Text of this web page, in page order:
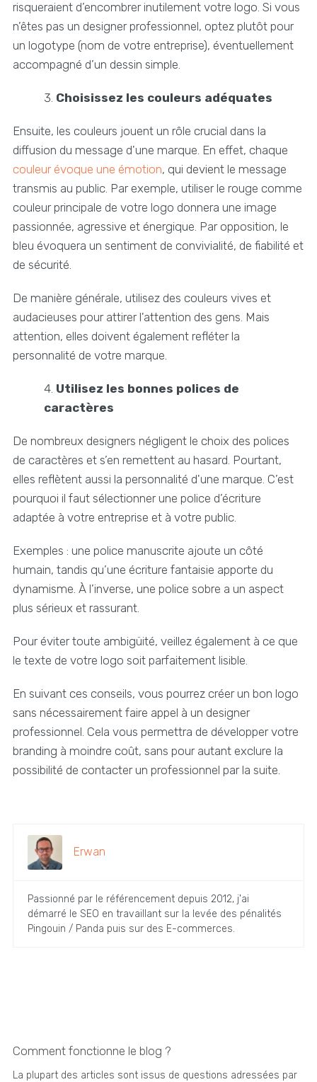
risqueraient d’encombrer inutilement votre logo. Si vous
n’êtes pas un designer professionnel, optez plutôt pour
un logotype (nom de votre entreprise), éventuellement
accompagné d’un dessin simple.
Choisissez les couleurs adéquates
Ensuite, les couleurs jouent un rôle crucial dans la
diffusion du message d'une marque. En effet, chaque
couleur évoque une émotion, qui devient le message
transmis au public. Par exemple, utiliser le rouge comme
couleur principale de votre logo donnera une image
passionnée, agressive et énergique. Par opposition, le
bleu évoquera un sentiment de convivialité, de fiabilité et
de sécurité.
De manière générale, utilisez des couleurs vives et
audacieuses pour attirer l'attention des gens. Mais
attention, elles doivent également refléter la
personnalité de votre marque.
Utilisez les bonnes polices de
caractères
De nombreux designers négligent le choix des polices
de caractères et s’en remettent au hasard. Pourtant,
elles reflètent aussi la personnalité d'une marque. C’est
pourquoi il faut sélectionner une police d’écriture
adaptée à votre entreprise et à votre public.
Exemples : une police manuscrite ajoute un côté
humain, tandis qu’une écriture fantaisie apporte du
dynamisme. À l’inverse, une police sobre a un aspect
plus sérieux et rassurant.
Pour éviter toute ambigüité, veillez également à ce que
le texte de votre logo soit parfaitement lisible.
En suivant ces conseils, vous pourrez créer un bon logo
sans nécessairement faire appel à un designer
professionnel. Cela vous permettra de développer votre
branding à moindre coût, sans pour autant exclure la
possibilité de contacter un professionnel par la suite.
Erwan
Passionné par le référencement depuis 2012, j'ai
démarré le SEO en travaillant sur la levée des pénalités
Pingouin / Panda puis sur des E-commerces.
Comment fonctionne le blog ?
La plupart des articles sont issus de questions adressées par